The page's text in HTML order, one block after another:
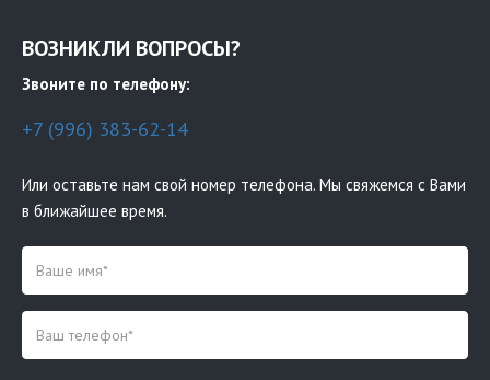
ВОЗНИКЛИ ВОПРОСЫ?
Звоните по телефону:
+7 (996) 383-62-14
Или оставьте нам свой номер телефона. Мы свяжемся с Вами
в ближайшее время.